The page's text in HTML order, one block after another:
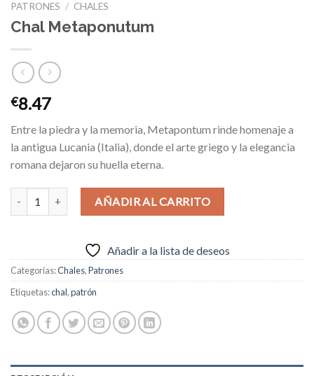
PATRONES / CHALES
Chal Metaponutum
€8.47
Entre la piedra y la memoria, Metapontum rinde homenaje a
la antigua Lucania (Italia), donde el arte griego y la elegancia
romana dejaron su huella eterna.
Chal Metaponutum cantidadAÑADIR AL CARRITO
Añadir a la lista de deseos
Categorías:Chales,Patrones
Etiquetas:chal,patrón